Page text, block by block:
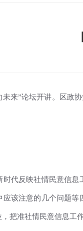
未来”论坛开讲。区政
代反映社情民意信
该注意的几个问题
把准社情民意信息工